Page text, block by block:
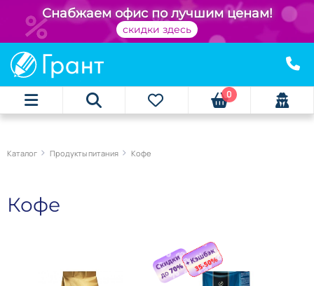
Снабжаем офис по лучшим ценам!
скидки здесь
0
Каталог Продукты питания Кофе
Кофе